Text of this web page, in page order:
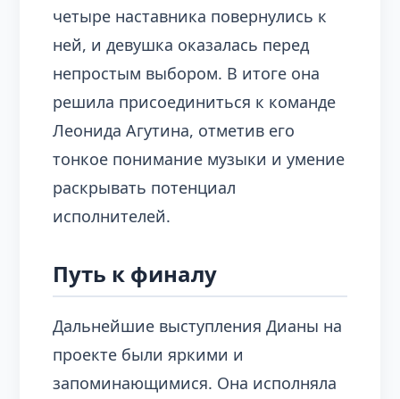
четыре наставника повернулись к
ней, и девушка оказалась перед
непростым выбором. В итоге она
решила присоединиться к команде
Леонида Агутина, отметив его
тонкое понимание музыки и умение
раскрывать потенциал
исполнителей.
Путь к финалу
Дальнейшие выступления Дианы на
проекте были яркими и
запоминающимися. Она исполняла